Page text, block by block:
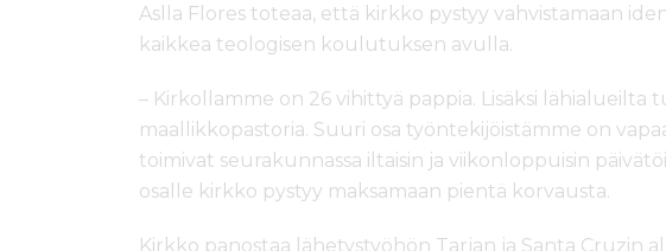
Aslla Flores toteaa, että kirkko pystyy vahvistamaan
kaikkea teologisen koulutuksen avulla.
– Kirkollamme on 26 vihittyä pappia. Lisäksi lähialueilta
maallikkopastoria. Suuri osa työntekijöistämme on
toimivat seurakunnassa iltaisin ja viikonloppuisin
osalle kirkko pystyy maksamaan pientä korvausta.
Kirkko panostaa lähetystyöhön Tarjan ja Santa Cruzin